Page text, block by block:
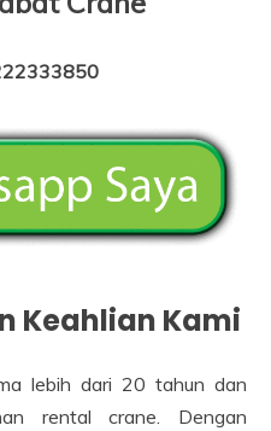
Keahlian Kami
lebih dari 20 tahun dan
rental crane. Dengan